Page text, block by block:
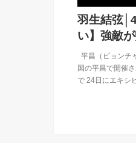
羽生結弦
い】強敵
平昌（ピョンチ
国の平昌で開催
で 24日にエキシ